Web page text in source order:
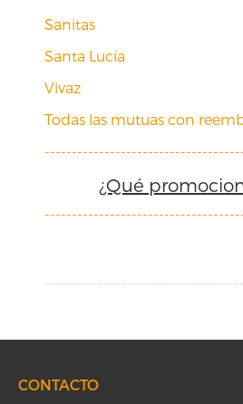
Sanitas
Santa Lucía
Vivaz
Todas las mutuas con
¿Qué
CONTACTO